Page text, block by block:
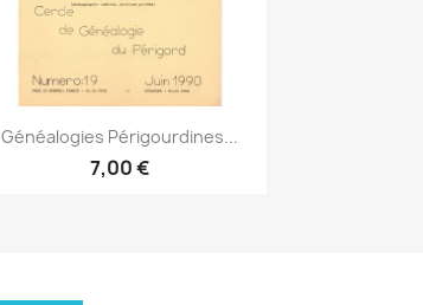
Anteprima
Généalogies Périgourdines...
7,00 €